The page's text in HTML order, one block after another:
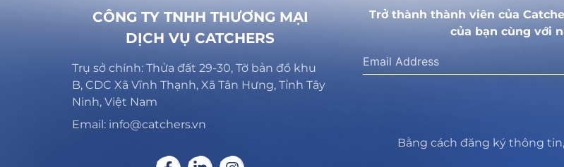
CÔNG TY TNHH THƯƠNG MẠI
DỊCH VỤ CATCHERS
Trụ sở chính: Thửa đất 29-30, Tờ bản đồ khu
B, CDC Xã Vĩnh Thạnh, Xã Tân Hưng, Tỉnh Tây
Ninh, Việt Nam
Email: info@catchers.vn
Trở thành thành viên của
của bạn cùng với
Bằng cách đăng ký thông